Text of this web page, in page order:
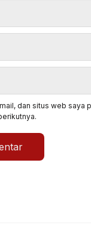
dan situs web saya